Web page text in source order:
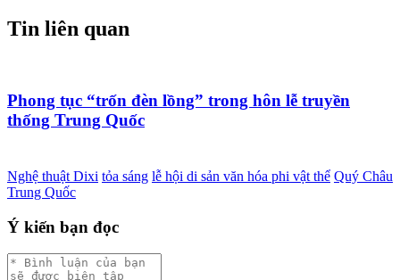
Tin liên quan
Phong tục “trốn đèn lồng” trong hôn lễ truyền
thống Trung Quốc
Nghệ thuật Dixi tỏa sáng lễ hội di sản văn hóa phi vật thể Quý Châu
Trung Quốc
Ý kiến bạn đọc